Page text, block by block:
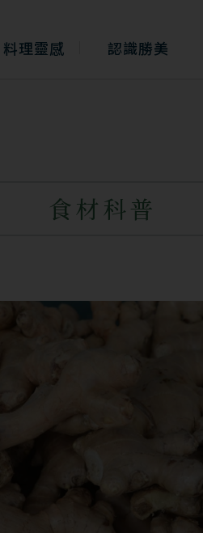
料理靈感 認識勝美
食材科普